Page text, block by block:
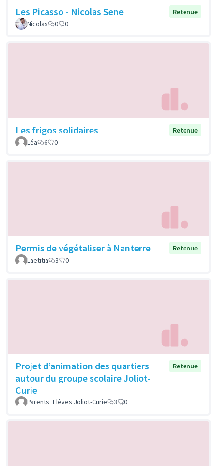
Les Picasso - Nicolas Sene
Retenue
Nicolas
0 0
Les frigos solidaires
Retenue
Léa
6 0
Permis de végétaliser à Nanterre
Retenue
Laetitia
3 0
Projet d’animation des quartiers
autour du groupe scolaire Joliot-
Curie
Retenue
Parents_Elèves Joliot-Curie 3 0